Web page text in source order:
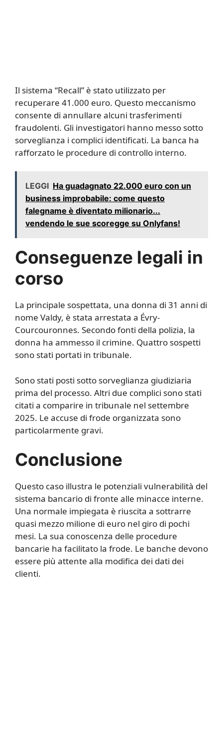
Il sistema “Recall” è stato utilizzato per
recuperare 41.000 euro. Questo meccanismo
consente di annullare alcuni trasferimenti
fraudolenti. Gli investigatori hanno messo sotto
sorveglianza i complici identificati. La banca ha
rafforzato le procedure di controllo interno.
LEGGI Ha guadagnato 22.000 euro con un
business improbabile: come questo
falegname è diventato milionario...
vendendo le sue scoregge su Onlyfans!
Conseguenze legali in
corso
La principale sospettata, una donna di 31 anni di
nome Valdy, è stata arrestata a Évry-
Courcouronnes. Secondo fonti della polizia, la
donna ha ammesso il crimine. Quattro sospetti
sono stati portati in tribunale.
Sono stati posti sotto sorveglianza giudiziaria
prima del processo. Altri due complici sono stati
citati a comparire in tribunale nel settembre
2025. Le accuse di frode organizzata sono
particolarmente gravi.
Conclusione
Questo caso illustra le potenziali vulnerabilità del
sistema bancario di fronte alle minacce interne.
Una normale impiegata è riuscita a sottrarre
quasi mezzo milione di euro nel giro di pochi
mesi. La sua conoscenza delle procedure
bancarie ha facilitato la frode. Le banche devono
essere più attente alla modifica dei dati dei
clienti.